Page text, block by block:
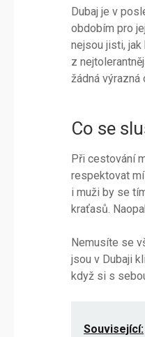
Dubaj je v
obdobím pro
nejsou jisti,
z
žádná výrazná
Co se
Při cestování
respektovat
i muži by se
kraťasů.
Nemusíte se
jsou v Dubaji
když si s
Související: